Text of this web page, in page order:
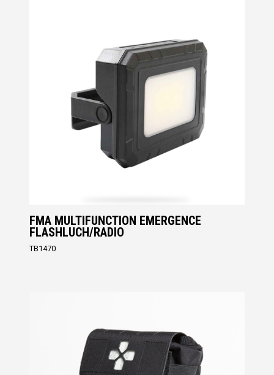
FMA MULTIFUNCTION EMERGENCE
FLASHLUCH/RADIO
TB1470